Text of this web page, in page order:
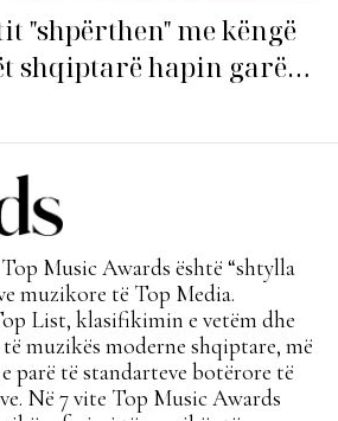
"shpërthen" me këngë
shqiptarë hapin garën
Music Awards është “shtylla
muzikore të Top Media.
List, klasifikimin e vetëm dhe
muzikës moderne shqiptare, më
parë të standarteve botërore të
Në 7 vite Top Music Awards